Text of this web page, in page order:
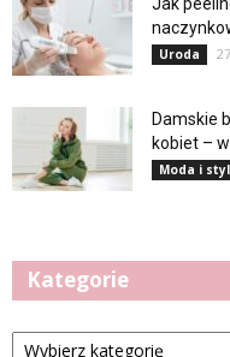
Jak
Uroda
Damskie
kobiet –
Moda i styl
Kategorie
Kategorie